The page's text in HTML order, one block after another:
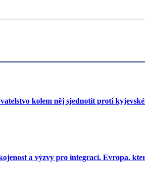
kolem něj sjednotit proti
a výzvy pro integraci. Evropa,